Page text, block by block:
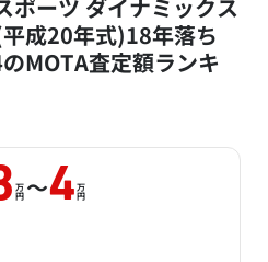
ポーツ ダイナミックス
成20年式)18年落ち
MOTA査定額ランキ
万
円 ～4万
円